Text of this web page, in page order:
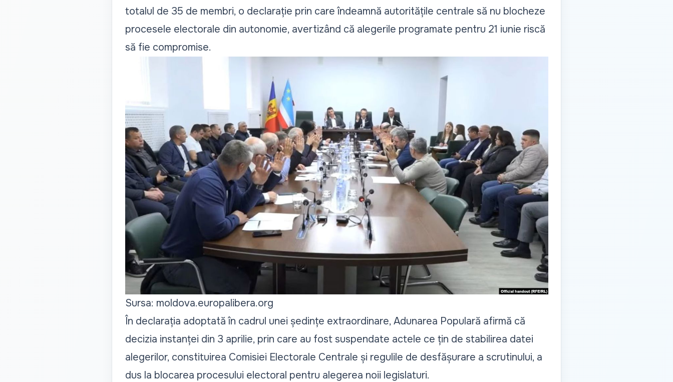
totalul de 35 de membri, o declarație prin care îndeamnă autoritățile centrale să nu blocheze
procesele electorale din autonomie, avertizând că alegerile programate pentru 21 iunie riscă
să fie compromise.
Sursa: moldova.europalibera.org
În declarația adoptată în cadrul unei ședințe extraordinare, Adunarea Populară afirmă că
decizia instanței din 3 aprilie, prin care au fost suspendate actele ce țin de stabilirea datei
alegerilor, constituirea Comisiei Electorale Centrale și regulile de desfășurare a scrutinului, a
dus la blocarea procesului electoral pentru alegerea noii legislaturi.